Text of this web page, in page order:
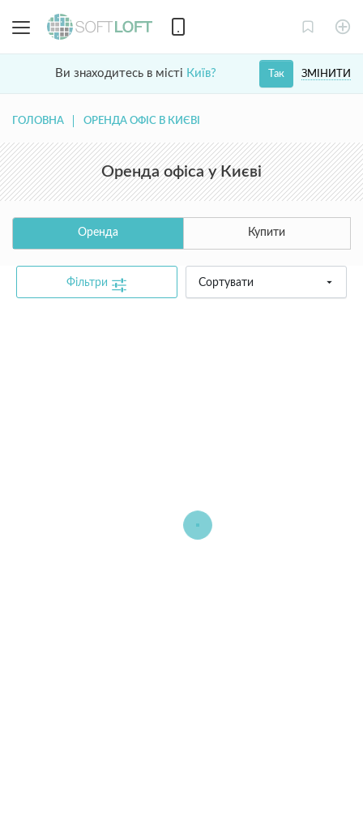
Ви знаходитесь в місті Київ? ЗМІНИТИ
Так
ГОЛОВНА ОРЕНДА ОФІС В КИЄВІ
Оренда офіса у Києві
Оренда Купити
Фільтри Сортувати